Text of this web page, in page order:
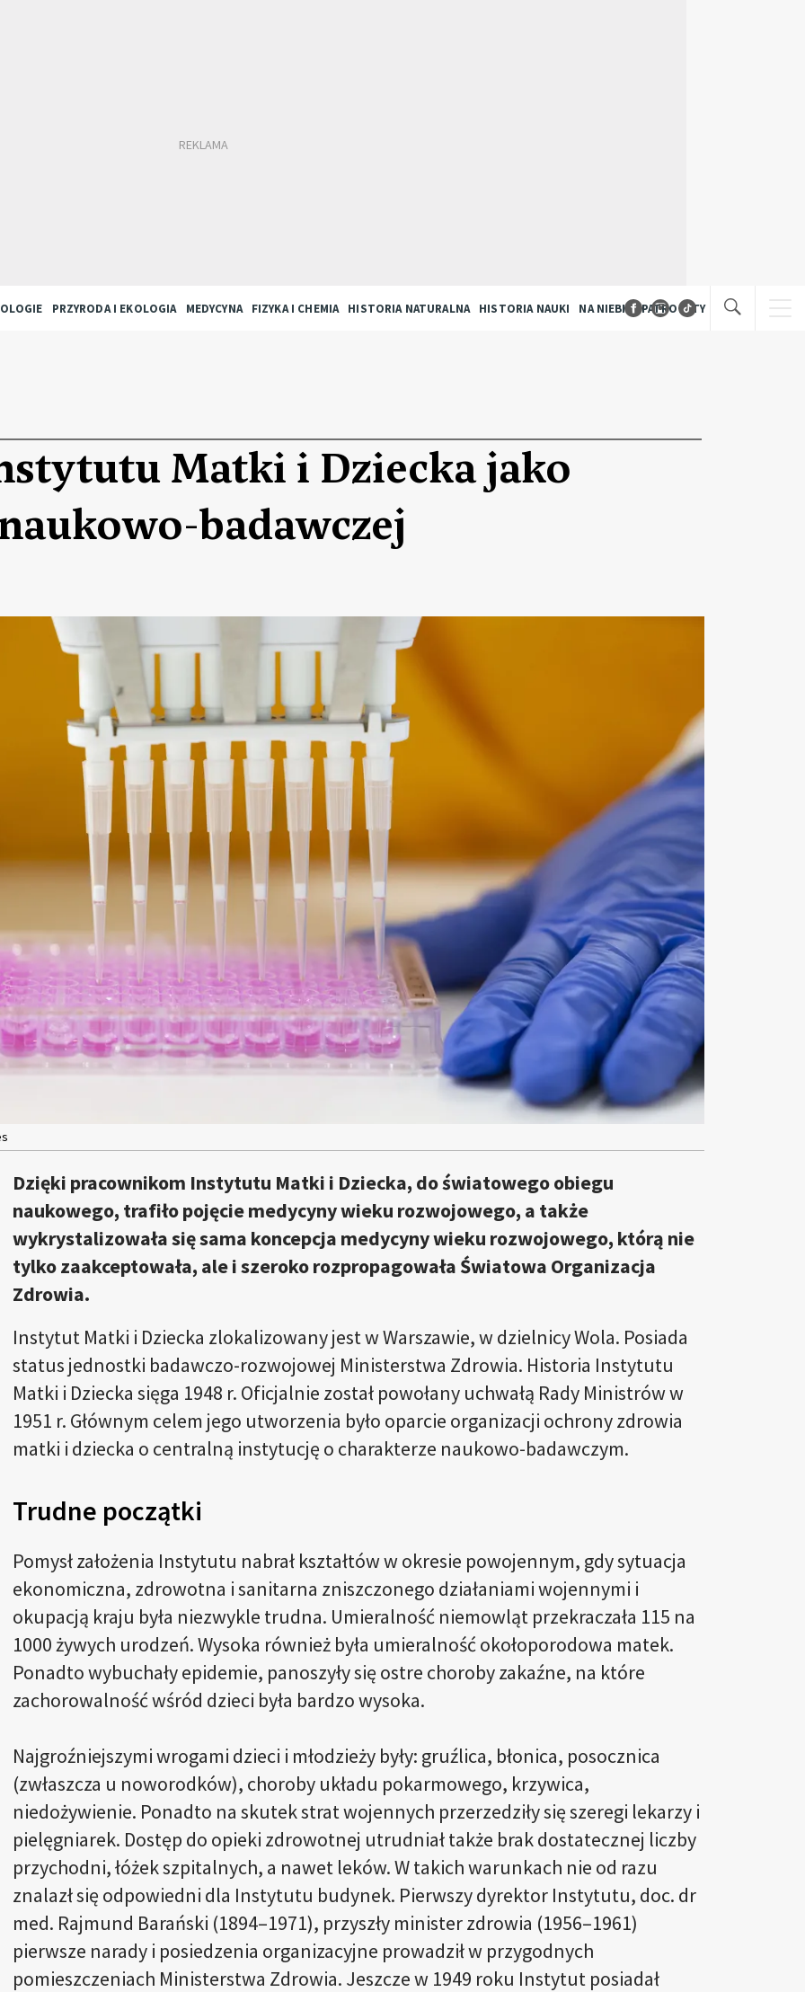
PRZYRODA I EKOLOGIA MEDYCYNA FIZYKA I CHEMIA HISTORIA NATURALNA HISTORIA NAUKI NA NIEBIE PATRONATY
Matki i Dziecka jako
badawczej
Dzięki pracownikom Instytutu Matki i Dziecka, do światowego obiegu
naukowego, trafiło pojęcie medycyny wieku rozwojowego, a także
wykrystalizowała się sama koncepcja medycyny wieku rozwojowego, którą nie
tylko zaakceptowała, ale i szeroko rozpropagowała Światowa Organizacja
Zdrowia.
Instytut Matki i Dziecka zlokalizowany jest w Warszawie, w dzielnicy Wola. Posiada
status jednostki badawczo-rozwojowej Ministerstwa Zdrowia. Historia Instytutu
Matki i Dziecka sięga 1948 r. Oficjalnie został powołany uchwałą Rady Ministrów w
1951 r. Głównym celem jego utworzenia było oparcie organizacji ochrony zdrowia
matki i dziecka o centralną instytucję o charakterze naukowo-badawczym.
Trudne początki
Pomysł założenia Instytutu nabrał kształtów w okresie powojennym, gdy sytuacja
ekonomiczna, zdrowotna i sanitarna zniszczonego działaniami wojennymi i
okupacją kraju była niezwykle trudna. Umieralność niemowląt przekraczała 115 na
1000 żywych urodzeń. Wysoka również była umieralność okołoporodowa matek.
Ponadto wybuchały epidemie, panoszyły się ostre choroby zakaźne, na które
zachorowalność wśród dzieci była bardzo wysoka.
Najgroźniejszymi wrogami dzieci i młodzieży były: gruźlica, błonica, posocznica
(zwłaszcza u noworodków), choroby układu pokarmowego, krzywica,
niedożywienie. Ponadto na skutek strat wojennych przerzedziły się szeregi lekarzy i
pielęgniarek. Dostęp do opieki zdrowotnej utrudniał także brak dostatecznej liczby
przychodni, łóżek szpitalnych, a nawet leków. W takich warunkach nie od razu
znalazł się odpowiedni dla Instytutu budynek. Pierwszy dyrektor Instytutu, doc. dr
med. Rajmund Barański (1894–1971), przyszły minister zdrowia (1956–1961)
pierwsze narady i posiedzenia organizacyjne prowadził w przygodnych
pomieszczeniach Ministerstwa Zdrowia. Jeszcze w 1949 roku Instytut posiadał